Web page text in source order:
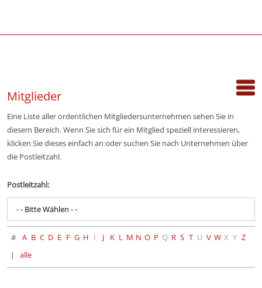
Mitglieder
Eine Liste aller ordentlichen Mitgliedersunternehmen sehen Sie in
diesem Bereich. Wenn Sie sich für ein Mitglied speziell interessieren,
klicken Sie dieses einfach an oder suchen Sie nach Unternehmen über
die Postleitzahl.
Postleitzahl:
- - Bitte Wählen - -
# A B C D E F G H I J K L M N O P Q R S T U V W X Y Z
alle